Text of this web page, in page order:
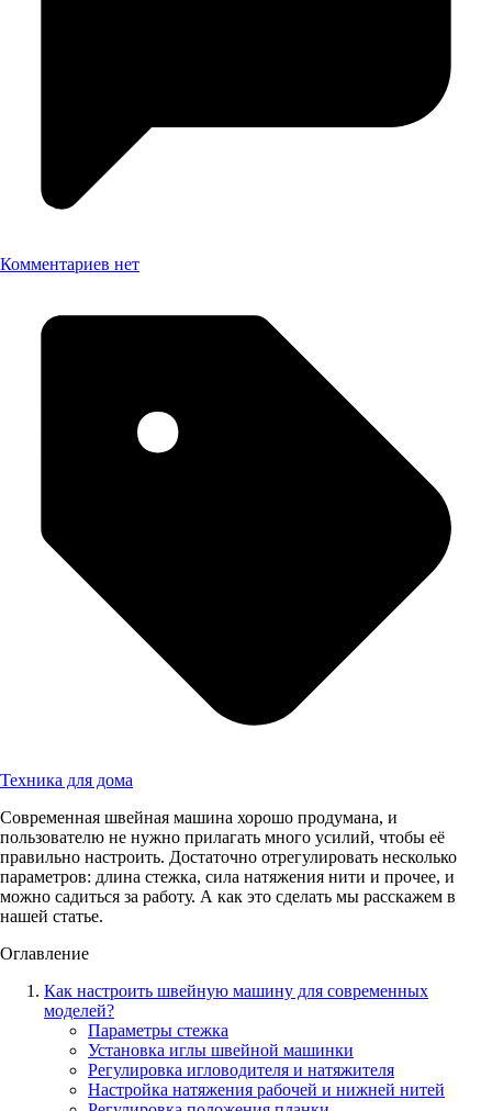
Комментариев нет
Техника для дома
Современная швейная машина хорошо продумана, и
пользователю не нужно прилагать много усилий, чтобы её
правильно настроить. Достаточно отрегулировать несколько
параметров: длина стежка, сила натяжения нити и прочее, и
можно садиться за работу. А как это сделать мы расскажем в
нашей статье.
Оглавление
Как настроить швейную машину для современных
моделей?
Параметры стежка
Установка иглы швейной машинки
Регулировка игловодителя и натяжителя
Настройка натяжения рабочей и нижней нитей